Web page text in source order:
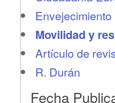
Movilidad y
Artículo de
R. Durán
Fecha